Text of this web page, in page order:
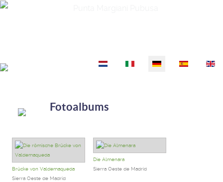
Sprache auswählen
Fotoalbums
Brücke von Valdemaqueda
Sierra Oeste de Madrid
Die Almenara
Sierra Oeste de Madrid